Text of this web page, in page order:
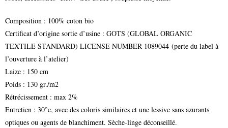
Composition : 100% coton bio
Certificat d’origine sortie d’usine : GOTS (GLOBAL ORGANIC
TEXTILE STANDARD) LICENSE NUMBER 1089044 (perte du label à
l’ouverture à l’atelier)
Laize : 150 cm
Poids : 130 gr./m2
Rétrécissement : max 2%
Entretien : 30°c, avec des coloris similaires et une lessive sans azurants
optiques ou agents de blanchiment. Sèche-linge déconseillé.